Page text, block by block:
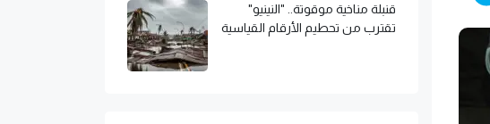
قنبلة مناخية موقوتة.. "النينيو"
تقترب من تحطيم الأرقام القياسية